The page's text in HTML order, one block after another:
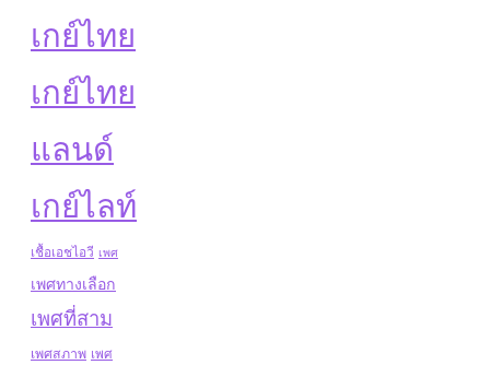
เกย์ไทย
เกย์ไทย
แลนด์
เกย์ไลท์
เชื้อเอชไอวี เพศ
เพศทางเลือก
เพศที่สาม
เพศสภาพ เพศ